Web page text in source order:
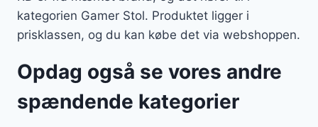
kategorien Gamer Stol. Produktet ligger i
prisklassen, og du kan købe det via webshoppen.
Opdag også se vores andre
spændende kategorier